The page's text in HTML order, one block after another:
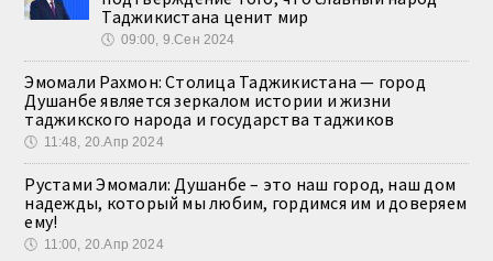
Таджикистана ценит мир
🕔 09:00, 9.Сен 2024
Эмомали Рахмон: Столица Таджикистана — город
Душанбе является зеркалом истории и жизни
таджикского народа и государства таджиков
🕔 11:48, 20.Апр 2024
Рустами Эмомали: Душанбе – это наш город, наш дом
надежды, который мы любим, гордимся им и доверяем
ему!
🕔 11:00, 20.Апр 2024